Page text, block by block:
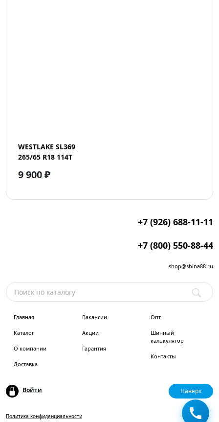
WESTLAKE SL369
265/65 R18 114T
9 900 ₽
+7 (926) 688-11-11
+7 (800) 550-88-44
shop@shina88.ru
Главная
Каталог
О компании
Доставка
Вакансии
Акции
Гарантия
Опт
Шинный
калькулятор
Контакты
Войти Наверх
Политика конфиденциальности